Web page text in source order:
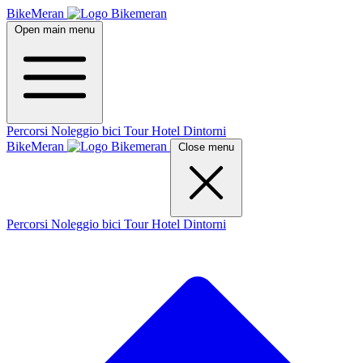
BikeMeran
Open main menu
Percorsi Noleggio bici TourHotel Dintorni
BikeMeran
Close menu
Percorsi Noleggio bici TourHotel Dintorni